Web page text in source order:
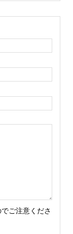
ご注意くださ